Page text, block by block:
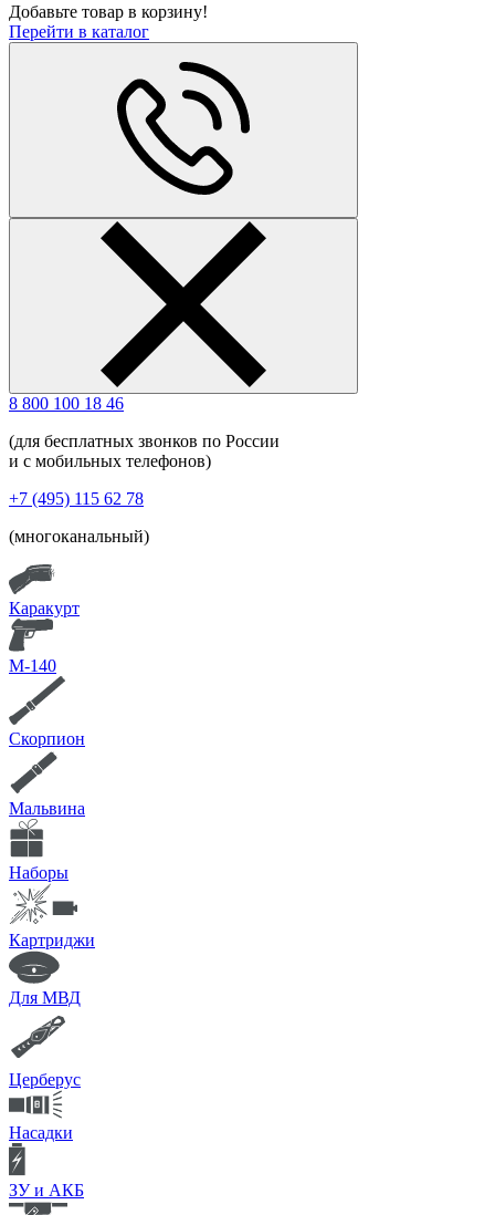
Добавьте товар в корзину!
Перейти в каталог
8 800 100 18 46
(для бесплатных звонков по России
и с мобильных телефонов)
+7 (495) 115 62 78
(многоканальный)
Каракурт
М-140
Скорпион
Мальвина
Наборы
Картриджи
Для МВД
Церберус
Насадки
ЗУ и АКБ